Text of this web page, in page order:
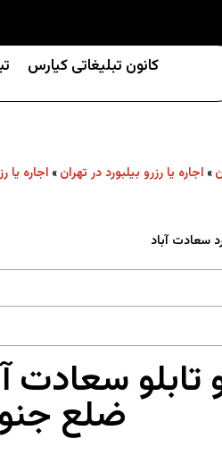
کانون تبلیغاتی کیارس
» اجاره یا رزرو بیلبورد در تهران » اجاره یا
سعادت آباد
تابلو
ضلع